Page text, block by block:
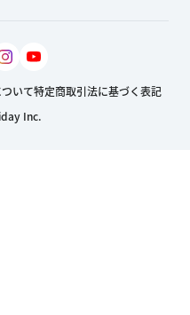
いて特定商取引法に基づく表記
Inc.